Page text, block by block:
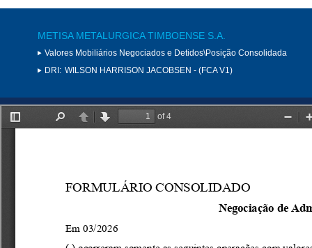
METISA METALURGICA TIMBOENSE S.A.
Valores Mobiliários Negociados e Detidos\Posição Consolidada
DRI: WILSON HARRISON JACOBSEN - (FCA V1)